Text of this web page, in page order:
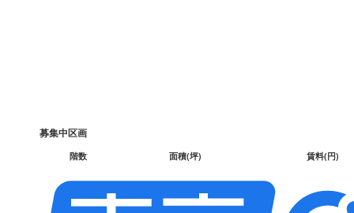
募集中区画
階数 面積(坪) 賃料(円)